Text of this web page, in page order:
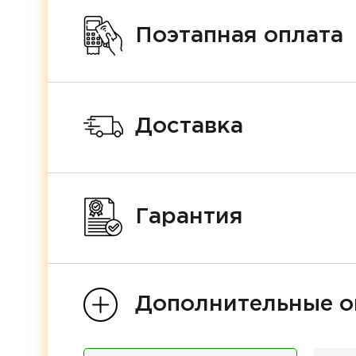
Поэтапная оплата
Доставка
Гарантия
Дополнительные